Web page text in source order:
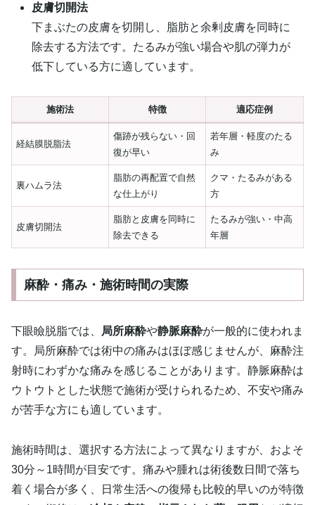
皮膚切開法
下まぶたの皮膚を切開し、脂肪と余剰皮膚を同時に
除去する方法です。たるみが強い場合や肌の弾力が
低下している方に適しています。
施術法 特徴 適応症例
経結膜脱脂法
傷跡が残らない・回
復が早い
若年層・軽度のたる
み
裏ハムラ法
脂肪の再配置で自然
な仕上がり
クマ・たるみがある
方
皮膚切開法
脂肪と皮膚を同時に
除去できる
たるみが強い・中高
年層
麻酔・痛み・施術時間の実際
下眼瞼脱脂では、 局所麻酔や静脈麻酔が一般的に使われま
す。局所麻酔では術中の痛みはほぼ感じませんが、麻酔注
射時にわずかな痛みを感じることがあります。静脈麻酔は
ウトウトとした状態で施術が受けられるため、不安や痛み
が苦手な方にも適しています。
施術時間は、選択する方法によって異なりますが、およそ
30分～1時間が目安です。痛みや腫れは術後数日間で落ち
着く場合が多く、日常生活への復帰も比較的早いのが特徴